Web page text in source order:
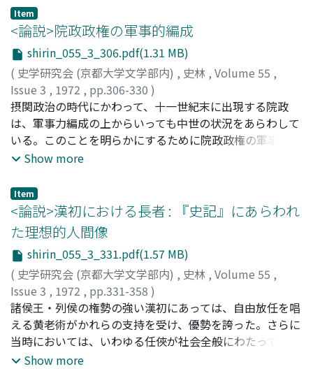
のために過去の革命前夜のごとき兆候さえいち早く現われ
始めた。当局は、穀物輸入の促進などの通常の策を取ると
ともに、都知事オスマンの指導のもと、あるユニークな政
策、「相殺方式」を採用することに漕ぎつけた。パンの原
価の高騰は三年間の長きにわたったが、この方式の成功に
よって、パンの消費者価格は終始低く安定し続け、したが
って、恐れられていた社会危機も到来せずに終った。
Item
<論説>院政政権の軍事的編成
shirin_055_3_306.pdf(1.31 MB)
( 史学研究会 (京都大学文学部内) , 史林 , Volume 55 ,
Issue 3 , 1972 , pp.306-330 )
井上, 満郎;Inoue, M;イノウエ
摂関政治の時代にかわって、十一世紀末に出現する院政
は、軍事力編成の上からいっても中世の状況をあらわして
いる。このことを明らかにするために院政政権の軍事力に
焦点をあててみた。軍防令に象徴されるような公民兵は、
兵に軍事力を頼らざるを得なくなった。しかし、この健児
もほとんど軍事的な意味をになうことなく矮少化し、つい
には国家は国家の手によって軍事力の基本から組織すると
いうことをやめ、既製の軍事力を臨時的に利用するところ
となる。十世紀より以後の、とくに将門の乱以後の軍事力
はこうしたものであり、院政政権についても一定の官職を
媒介として民間に在る武力をとりこんで自己の軍事力に編
成する。その典型は、のちに院政をも打倒するところとな
った平清盛のような武家棟梁である。この棟梁出現の必然
性をも考え、院政政権を支えた軍事力の編成と構成につい
て分析を加えた。
Show more
Item
<論説>漢初における長者 : 『史記』にあらわれ
た理想的人間像
shirin_055_3_331.pdf(1.57 MB)
( 史学研究会 (京都大学文学部内) , 史林 , Volume 55 ,
Issue 3 , 1972 , pp.331-358 )
上田, 早苗;Ueda, Sanae;ウエダ, サナエ
諸侯王・列侯の権勢の強い漢初にあっては、自由放任を唱
える黄老術がかれらの支持を受け、優勢を誇った。さらに
当時においては、いわゆる任俠が社会全般にわたって顕著
な活躍を見せ、仁・義・信など人格を媒介として直接的に
Show more